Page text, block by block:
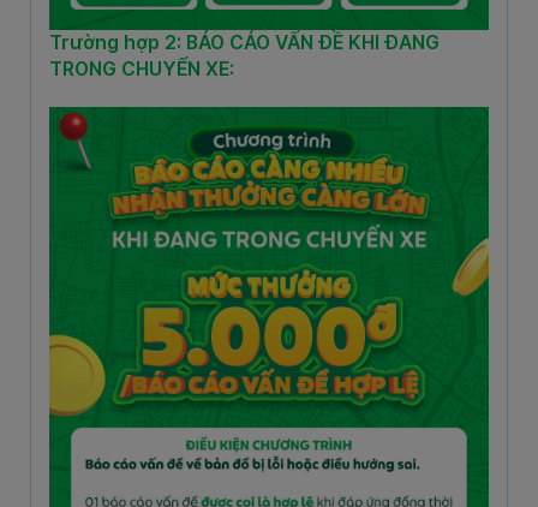
Trường hợp 2: BÁO CÁO VẤN ĐỀ KHI ĐANG
TRONG CHUYẾN XE: